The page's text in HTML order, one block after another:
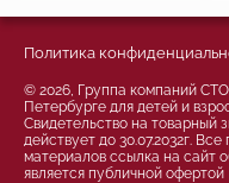
Политика
© 2026, Группа компаний
Петербурге для детей и
Свидетельство на товарный
действует до 30.07.2032г.
материалов ссылка на сайт
является публичной офертой